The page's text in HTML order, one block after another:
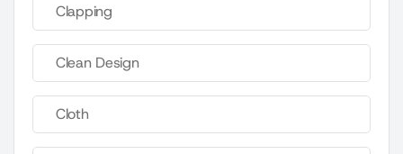
Clapping
Clean Design
Cloth